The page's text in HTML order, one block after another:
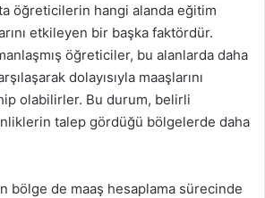
öğreticilerin hangi alanda eğitim
etkileyen bir başka faktördür.
öğreticiler, bu alanlarda daha
dolayısıyla maaşlarını
olabilirler. Bu durum, belirli
talep gördüğü bölgelerde daha
bölge de maaş hesaplama sürecinde